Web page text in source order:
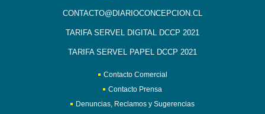
CONTACTO@DIARIOCONCEPCION.CL
TARIFA SERVEL DIGITAL DCCP 2021
TARIFA SERVEL PAPEL DCCP 2021
Contacto Comercial
Contacto Prensa
Denuncias, Reclamos y Sugerencias